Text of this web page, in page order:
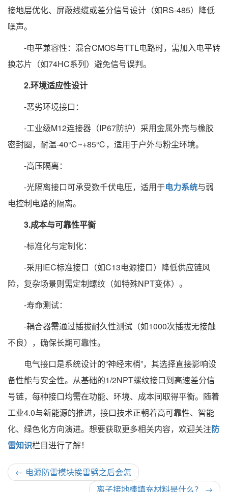
接地层优化、屏蔽线缆或差分信号设计（如RS-485）降低
噪声。
-电平兼容性：混合CMOS与TTL电路时，需加入电平转
换芯片（如74HC系列）避免信号误判。
2.环境适应性设计
-恶劣环境接口：
-工业级M12连接器（IP67防护）采用金属外壳与橡胶
密封圈，耐温-40℃~+85℃，适用于户外与粉尘环境。
-高压隔离：
-光隔离接口可承受数千伏电压，适用于电力系统与弱
电控制电路的隔离。
3.成本与可靠性平衡
-标准化与定制化：
-采用IEC标准接口（如C13电源接口）降低供应链风
险，复杂场景则需定制螺纹（如特殊NPT变体）。
-寿命测试：
-耦合器需通过插拔耐久性测试（如1000次插拔无接触
不良），确保长期可靠性。
电气接口是系统设计的“神经末梢”，其选择直接影响设
备性能与安全性。从基础的1/2NPT螺纹接口到高速差分信
号链，每种接口均需在功能、环境、成本间取得平衡。随着
工业4.0与新能源的推进，接口技术正朝着高可靠性、智能
化、绿色化方向演进。想要获取更多相关内容，欢迎关注防
雷知识栏目进行了解！
← 电源防雷模块挨雷劈之后会怎
离子接地棒填充材料是什么？ →